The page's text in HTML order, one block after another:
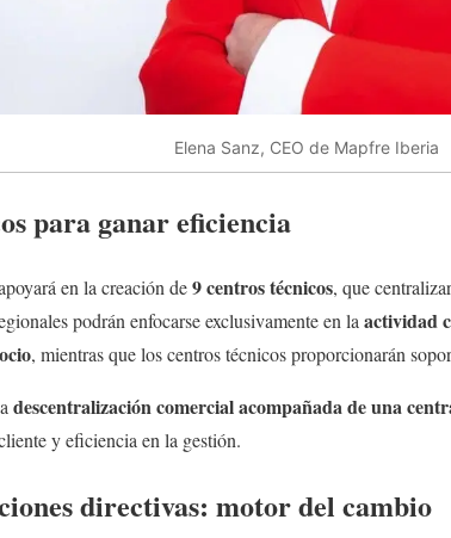
Elena Sanz, CEO de Mapfre Iberia
para ganar eficiencia
en la creación de9 centros técnicos, que
podrán enfocarse exclusivamente en laactividad
, mientras que los centros técnicos proporcionarán
descentralización comercial acompañada de una
y eficiencia en la gestión.
directivas: motor del cambio